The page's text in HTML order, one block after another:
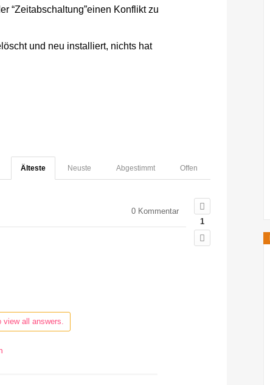
“Zeitabschaltung”einen Konflikt zu
und neu installiert, nichts hat
Offen
Abgestimmt
Neuste
Älteste
1
0 Kommentar
view all answers.